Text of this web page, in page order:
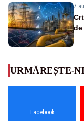
7
de
URMĂREȘTE-
Facebook